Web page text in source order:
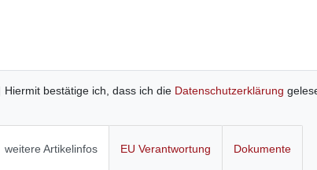
Hiermit bestätige ich, dass ich die Daten­schutz­erklärung
weitere Artikelinfos EU Verantwortung Dokumente